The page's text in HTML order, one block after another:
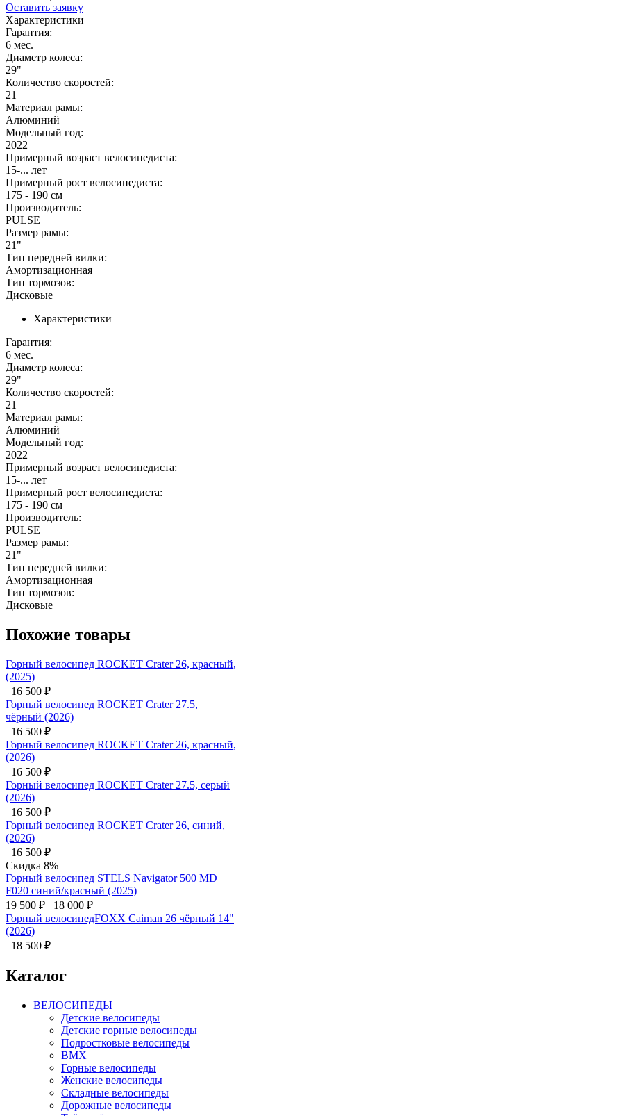
Оставить заявку
Характеристики
Гарантия:
6 мес.
Диаметр колеса:
29"
Количество скоростей:
21
Материал рамы:
Алюминий
Модельный год:
2022
Примерный возраст велосипедиста:
15-... лет
Примерный рост велосипедиста:
175 - 190 см
Производитель:
PULSE
Размер рамы:
21"
Тип передней вилки:
Амортизационная
Тип тормозов:
Дисковые
Характеристики
Гарантия:
6 мес.
Диаметр колеса:
29"
Количество скоростей:
21
Материал рамы:
Алюминий
Модельный год:
2022
Примерный возраст велосипедиста:
15-... лет
Примерный рост велосипедиста:
175 - 190 см
Производитель:
PULSE
Размер рамы:
21"
Тип передней вилки:
Амортизационная
Тип тормозов:
Дисковые
Похожие товары
Горный велосипед ROCKET Crater 26, красный,
(2025)
16 500 ₽
Горный велосипед ROCKET Crater 27.5,
чёрный (2026)
16 500 ₽
Горный велосипед ROCKET Crater 26, красный,
(2026)
16 500 ₽
Горный велосипед ROCKET Crater 27.5, серый
(2026)
16 500 ₽
Горный велосипед ROCKET Crater 26, синий,
(2026)
16 500 ₽
Скидка 8%
Горный велосипед STELS Navigator 500 MD
F020 синий/красный (2025)
19 500 ₽ 18 000 ₽
Горный велосипедFOXX Caiman 26 чёрный 14"
(2026)
18 500 ₽
Каталог
ВЕЛОСИПЕДЫ
Детские велосипеды
Детские горные велосипеды
Подростковые велосипеды
BMX
Горные велосипеды
Женские велосипеды
Складные велосипеды
Дорожные велосипеды